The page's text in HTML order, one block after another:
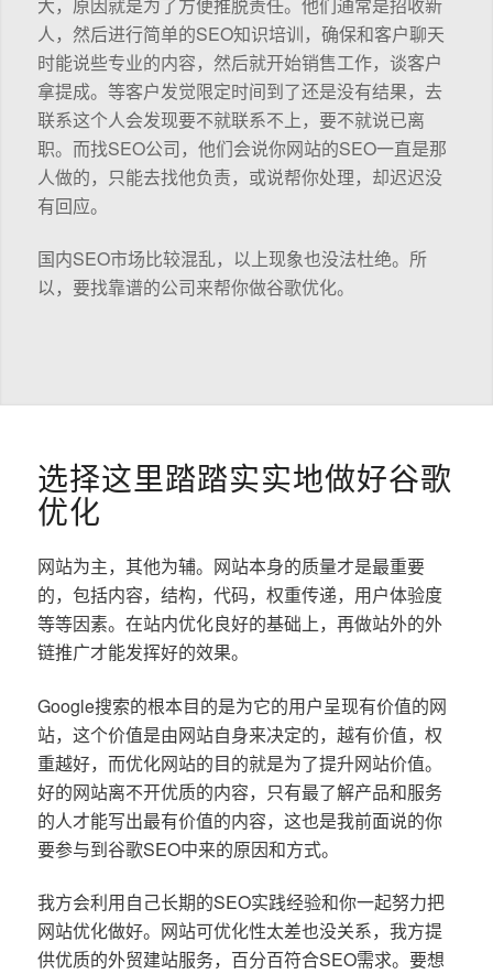
人，然后进行简单的SEO知识培训，确保和客户聊天
时能说些专业的内容，然后就开始销售工作，谈客户
拿提成。等客户发觉限定时间到了还是没有结果，去
联系这个人会发现要不就联系不上，要不就说已离
职。而找SEO公司，他们会说你网站的SEO一直是那
人做的，只能去找他负责，或说帮你处理，却迟迟没
有回应。
国内SEO市场比较混乱，以上现象也没法杜绝。所
以，要找靠谱的公司来帮你做谷歌优化。
选择这里踏踏实实地做好谷歌
优化
网站为主，其他为辅。网站本身的质量才是最重要
的，包括内容，结构，代码，权重传递，用户体验度
等等因素。在站内优化良好的基础上，再做站外的外
链推广才能发挥好的效果。
Google搜索的根本目的是为它的用户呈现有价值的网
站，这个价值是由网站自身来决定的，越有价值，权
重越好，而优化网站的目的就是为了提升网站价值。
好的网站离不开优质的内容，只有最了解产品和服务
的人才能写出最有价值的内容，这也是我前面说的你
要参与到谷歌SEO中来的原因和方式。
我方会利用自己长期的SEO实践经验和你一起努力把
网站优化做好。网站可优化性太差也没关系，我方提
供优质的外贸建站服务，百分百符合SEO需求。要想